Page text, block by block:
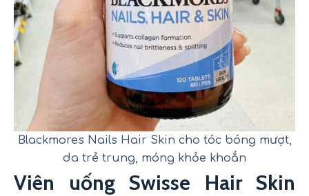
Blackmores Nails Hair Skin cho tóc bóng mượt,
da trẻ trung, móng khỏe khoắn
Viên uống Swisse Hair Skin